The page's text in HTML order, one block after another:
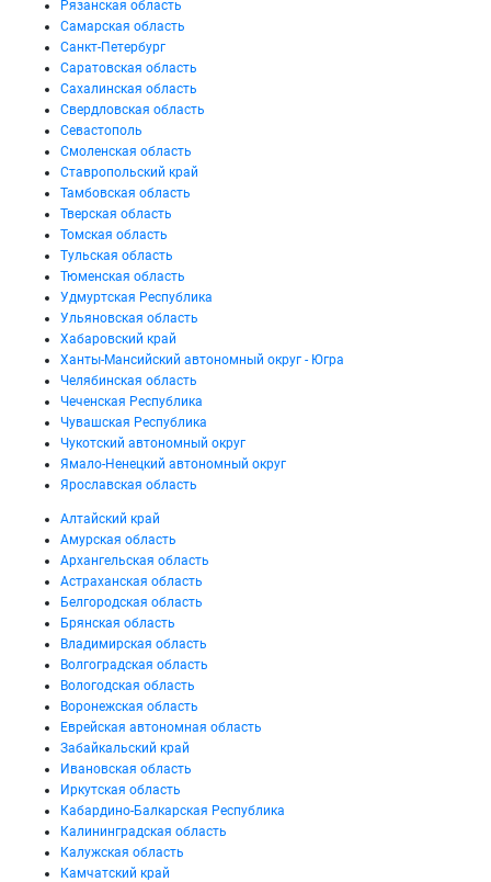
Рязанская область
Самарская область
Санкт-Петербург
Саратовская область
Сахалинская область
Свердловская область
Севастополь
Смоленская область
Ставропольский край
Тамбовская область
Тверская область
Томская область
Тульская область
Тюменская область
Удмуртская Республика
Ульяновская область
Хабаровский край
Ханты-Мансийский автономный округ - Югра
Челябинская область
Чеченская Республика
Чувашская Республика
Чукотский автономный округ
Ямало-Ненецкий автономный округ
Ярославская область
Алтайский край
Амурская область
Архангельская область
Астраханская область
Белгородская область
Брянская область
Владимирская область
Волгоградская область
Вологодская область
Воронежская область
Еврейская автономная область
Забайкальский край
Ивановская область
Иркутская область
Кабардино-Балкарская Республика
Калининградская область
Калужская область
Камчатский край